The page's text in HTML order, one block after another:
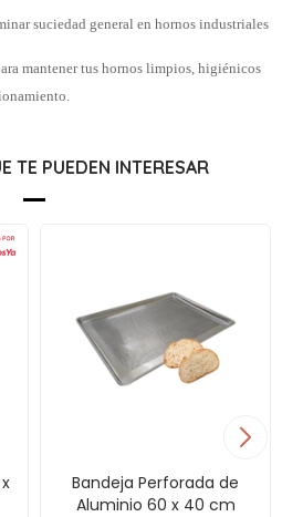
suciedad general en hornos industriales
mantener tus hornos limpios, higiénicos
TE PUEDEN INTERESAR
Bandeja Perforada de
Aluminio 60 x 40 cm